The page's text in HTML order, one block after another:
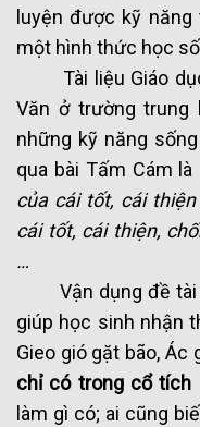
luyện được kỹ
một hình thức học
Tài liệu Giáo dục
Văn ở trường trung
những kỹ năng
qua bài Tấm Cám là
của cái tốt, cái
cái tốt, cái thiện,
…
Vận dụng đề tài
giúp học sinh nhận
Gieo gió gặt bão, Ác
chỉ có trong cổ tích
làm gì có; ai cũng